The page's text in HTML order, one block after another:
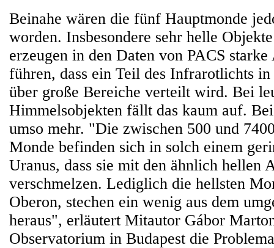
Beinahe wären die fünf Hauptmonde
worden. Insbesondere sehr helle
erzeugen in den Daten von PACS
führen, dass ein Teil des Infrarotlichts
über große Bereiche verteilt wird. Bei
Himmelsobjekten fällt das kaum auf.
umso mehr. "Die zwischen 500 und
Monde befinden sich in solch einem
Uranus, dass sie mit den ähnlich hellen
verschmelzen. Lediglich die hellsten
Oberon, stechen ein wenig aus dem
heraus", erläutert Mitautor Gábor
Observatorium in Budapest die